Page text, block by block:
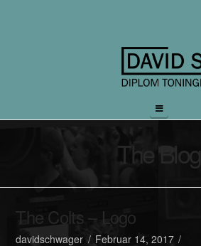
Navigation
The Blog
The Colts – Logo
davidschwager Februar 14, 2017